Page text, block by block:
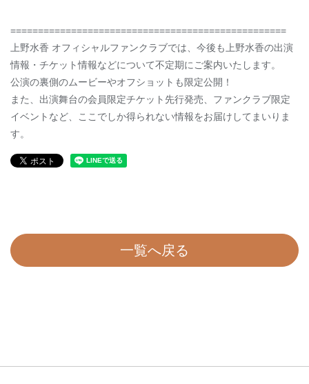
==================================================
上野水香 オフィシャルファンクラブでは、今後も上野水香の出演
情報・チケット情報などについて不定期にご案内いたします。
公演の裏側のムービーやオフショットも限定公開！
また、出演舞台の会員限定チケット先行発売、ファンクラブ限定
イベントなど、ここでしか得られない情報をお届けしてまいりま
す。
一覧へ戻る